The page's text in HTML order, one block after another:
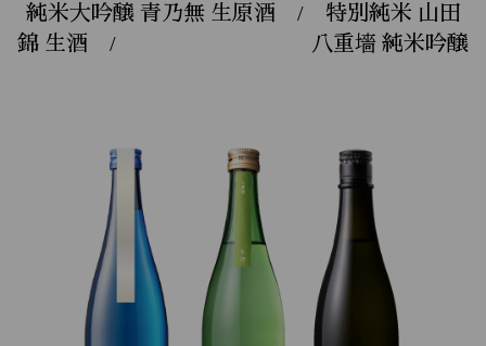
純米大吟醸 青乃無 生原酒 / 特別純米 山田
錦 生酒 / 八重墻 純米吟醸